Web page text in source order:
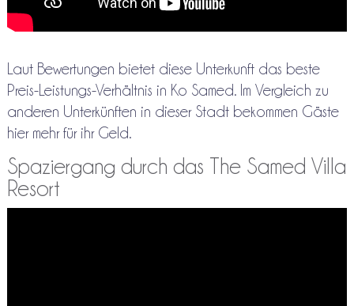
Laut Bewertungen bietet diese Unterkunft das beste
Preis-Leistungs-Verhältnis in Ko Samed. Im Vergleich zu
anderen Unterkünften in dieser Stadt bekommen Gäste
hier mehr für ihr Geld.
Spaziergang durch das The Samed Villa
Resort